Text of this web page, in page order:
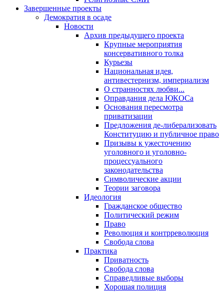
Завершенные проекты
Демократия в осаде
Новости
Архив предыдущего проекта
Крупные мероприятия
консервативного толка
Курьезы
Национальная идея,
антивестернизм, империализм
О странностях любви...
Оправдания дела ЮКОСа
Основания пересмотра
приватизации
Предложения де-либерализовать
Конституцию и публичное право
Призывы к ужесточению
уголовного и уголовно-
процессуального
законодательства
Символические акции
Теории заговора
Идеология
Гражданское общество
Политический режим
Право
Революция и контрреволюция
Свобода слова
Практика
Приватность
Свобода слова
Справедливые выборы
Хорошая полиция